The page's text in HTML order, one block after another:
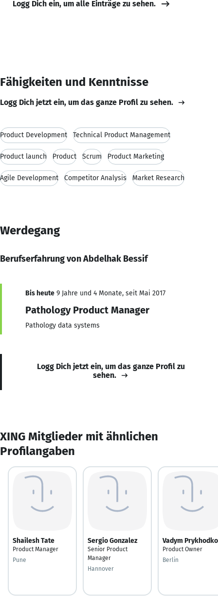
Logg Dich ein, um alle Einträge zu sehen.
Fähigkeiten und Kenntnisse
Logg Dich jetzt ein, um das ganze Profil zu sehen.
Product Development Technical Product Management
Product launch Product Scrum Product Marketing
Agile Development Competitor Analysis Market Research
Werdegang
Berufserfahrung von Abdelhak Bessif
Bis heute 9 Jahre und 4 Monate, seit Mai 2017
Pathology Product Manager
Pathology data systems
Logg Dich jetzt ein, um das ganze Profil zu
sehen.
XING Mitglieder mit ähnlichen
Profilangaben
Shailesh Tate
Product Manager
Pune
Sergio Gonzalez
Senior Product
Manager
Hannover
Vadym Prykhodko
Product Owner
Berlin